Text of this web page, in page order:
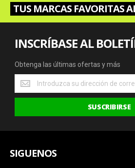
TUS MARCAS FAVORITAS
INSCRÍBASE AL
Obtenga las últimas ofertas y más
Obtenga
las
últimas
y
SUSCRIBIRSE
SIGUENOS